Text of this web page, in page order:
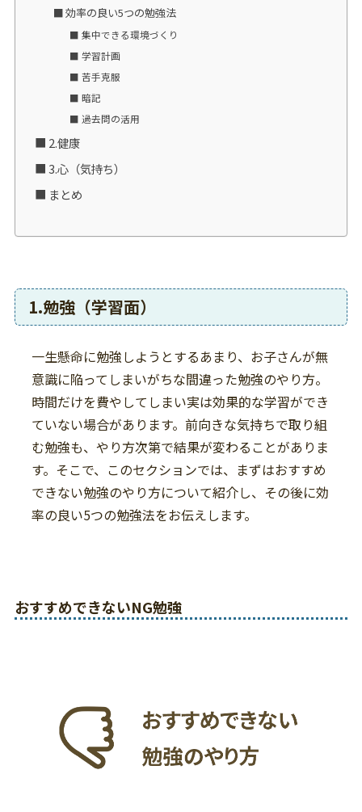
効率の良い5つの勉強法
集中できる環境づくり
学習計画
苦手克服
暗記
過去問の活用
2.健康
3.心（気持ち）
まとめ
1.勉強（学習面）
一生懸命に勉強しようとするあまり、お子さんが無
意識に陥ってしまいがちな間違った勉強のやり方。
時間だけを費やしてしまい実は効果的な学習ができ
ていない場合があります。前向きな気持ちで取り組
む勉強も、やり方次第で結果が変わることがありま
す。そこで、このセクションでは、まずはおすすめ
できない勉強のやり方について紹介し、その後に効
率の良い5つの勉強法をお伝えします。
おすすめできないNG勉強